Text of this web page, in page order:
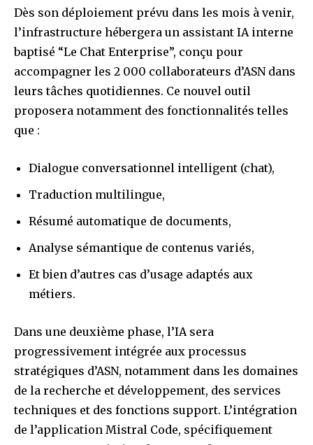
Dès son déploiement prévu dans les mois à venir,
l’infrastructure hébergera un assistant IA interne
baptisé “Le Chat Enterprise”, conçu pour
accompagner les 2 000 collaborateurs d’ASN dans
leurs tâches quotidiennes. Ce nouvel outil
proposera notamment des fonctionnalités telles
que :
Dialogue conversationnel intelligent (chat),
Traduction multilingue,
Résumé automatique de documents,
Analyse sémantique de contenus variés,
Et bien d’autres cas d’usage adaptés aux
métiers.
Dans une deuxième phase, l’IA sera
progressivement intégrée aux processus
stratégiques d’ASN, notamment dans les domaines
de la recherche et développement, des services
techniques et des fonctions support. L’intégration
de l’application Mistral Code, spécifiquement